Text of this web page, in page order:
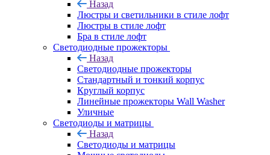
Назад
Люстры и светильники в стиле лофт
Люстры в стиле лофт
Бра в стиле лофт
Светодиодные прожекторы
Назад
Светодиодные прожекторы
Стандартный и тонкий корпус
Круглый корпус
Линейные прожекторы Wall Washer
Уличные
Светодиоды и матрицы
Назад
Светодиоды и матрицы